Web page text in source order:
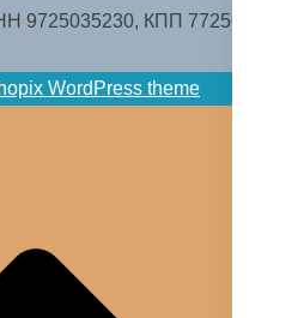
КПП 772501001.
WordPress theme